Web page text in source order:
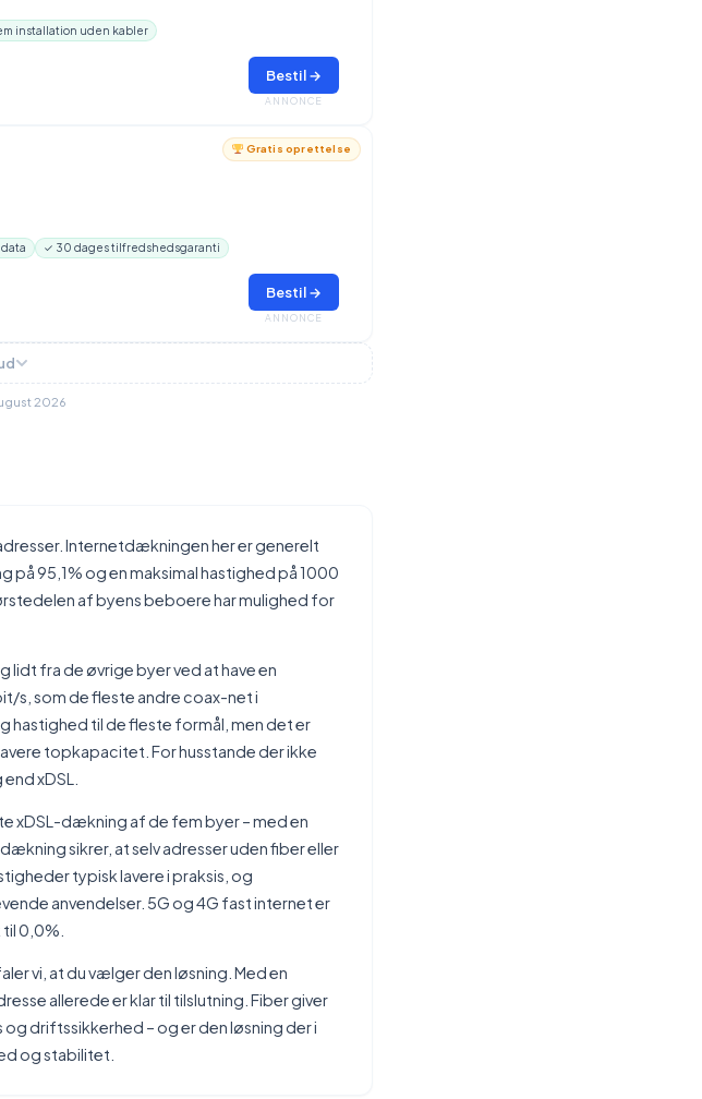
installation uden kabler
Bestil →
ANNONCE
Gratis oprettelse
✓ 30 dages tilfredshedsgaranti
Bestil →
ANNONCE
2026
Internetdækningen her er generelt
95,1% og en maksimal hastighed på 1000
af byens beboere har mulighed for
fra de øvrige byer ved at have en
s, som de fleste andre coax-net i
hastighed til de fleste formål, men det er
topkapacitet. For husstande der ikke
xDSL.
xDSL-dækning af de fem byer – med en
sikrer, at selv adresser uden fiber eller
typisk lavere i praksis, og
anvendelser. 5G og 4G fast internet er
0,0%.
vi, at du vælger den løsning. Med en
allerede er klar til tilslutning. Fiber giver
driftssikkerhed – og er den løsning der i
og stabilitet.